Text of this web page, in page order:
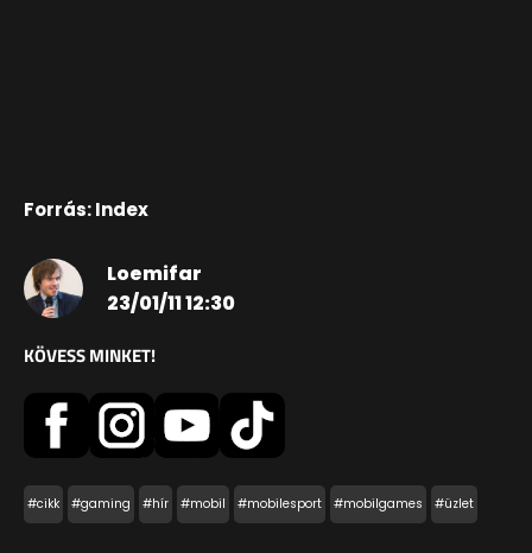
Forrás: Index
Loemifar
23/01/11 12:30
KÖVESS MINKET!
#cikk #gaming #hír #mobil #mobilesport #mobilgames #üzlet